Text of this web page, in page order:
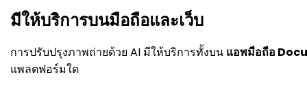
มีให้บริการบนมือถือและเว็บ
การปรับปรุงภาพถ่ายด้วย AI มีให้บริการทั้งบน แอพมือถือ
แพลตฟอร์มใด